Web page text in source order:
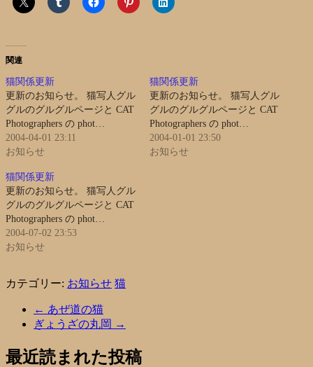
関連
猫関係更新
更新のお知らせ。 猫写人グル
グルのグルグルページと CAT
Photographers の phot…
2004-04-01 23:11
お知らせ
猫関係更新
更新のお知らせ。 猫写人グル
グルのグルグルページと CAT
Photographers の phot…
2004-01-01 23:50
お知らせ
猫関係更新
更新のお知らせ。 猫写人グル
グルのグルグルページと CAT
Photographers の phot…
2004-07-02 23:53
お知らせ
カテゴリー: お知らせ 猫
← あぜ道の猫
ぎょうざの丸岡 →
最近読まれた投稿